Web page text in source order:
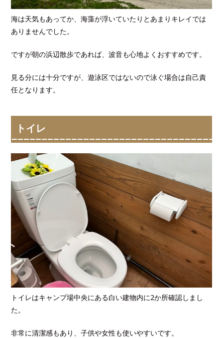
海は天気もあってか、海藻が浮いていたりとあまりキレイでは
ありませんでした。
ですが朝の浜辺散歩であれば、波音も心地よくおすすめです。
見る分には十分ですが、遊泳区ではないので泳ぐ場合は自己責
任となります。
トイレ
トイレはキャンプ場中央にある白い建物内に2か所確認しまし
た。
非常に清潔感もあり、子供や女性も使いやすいです。